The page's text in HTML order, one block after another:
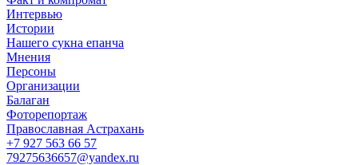
Интервью
Истории
Нашего сукна епанча
Мнения
Персоны
Организации
Балаган
Фоторепортаж
Православная Астрахань
+7 927 563 66 57
79275636657@yandex.ru